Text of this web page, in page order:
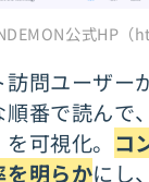
公式HP
訪問ユーザー
順番で読んで
可視化。 コ
を明らかにし